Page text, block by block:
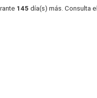
145 día(s) más. Consulta